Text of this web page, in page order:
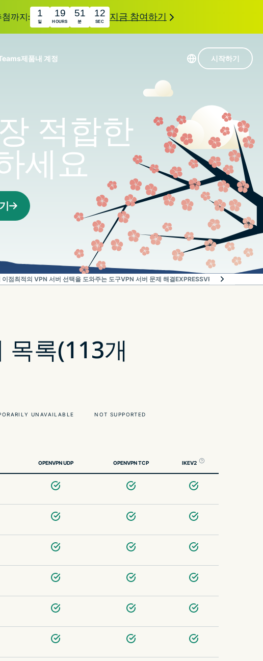
까지: 1
일
19
HOURS
51
분
11
SEC 지금 참여하기
게임용 VPN
ExpressVPN 소개
로 종합적인 첨단 개인정보 보호 및 보안 도구를 이용해 보
작동으로 더욱 탁월한 디지털 라이프를 선사합니다.
NEW방법
화 정보
제품
holiday.com
eSIM
150개 이상의
지역에서 사용
가능한 무료
Award-
winning
macOS
antivirus,
firewall,
system tools,
내 계정 시작하기
적합한
세요
이점최적의 VPN 서버 선택을 도와주는 도구VPN 서버 문제 해결EXPRESSVPN이어야만 하는
목록(113개
UNAVAILABLE NOT SUPPORTED
OPENVPN UDP OPENVPN TCP IKEV2